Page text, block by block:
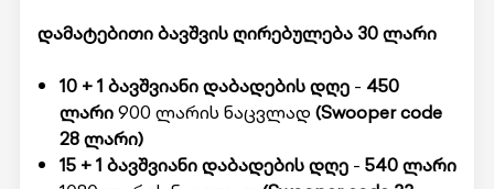
დამატებითი ბავშვის ღირებულება 30 ლარი
10 + 1 ბავშვიანი დაბადების დღე- 450
ლარი900 ლარის ნაცვლად (Swooper code
28 ლარი)
15 + 1 ბავშვიანი დაბადების დღე- 540 ლარი